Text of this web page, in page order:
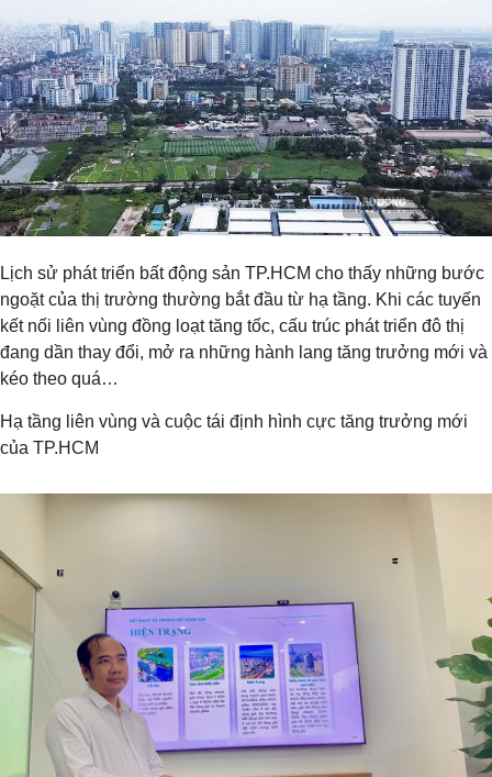
Lịch sử phát triển bất động sản TP.HCM cho thấy những bước
ngoặt của thị trường thường bắt đầu từ hạ tầng. Khi các tuyến
kết nối liên vùng đồng loạt tăng tốc, cấu trúc phát triển đô thị
đang dần thay đổi, mở ra những hành lang tăng trưởng mới và
kéo theo quá…
Hạ tầng liên vùng và cuộc tái định hình cực tăng trưởng mới
của TP.HCM